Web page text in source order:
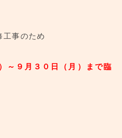
工事のため
～９月３０日（月）まで臨